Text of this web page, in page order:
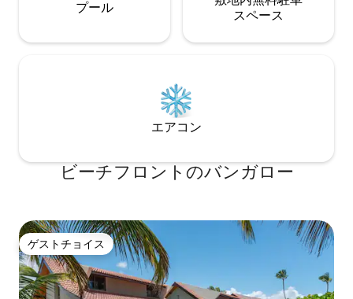
プール
ス⁠ペ⁠ー⁠ス
エアコン
ビーチフロントのバンガロー
ゲストチョイス
ゲストチョイス